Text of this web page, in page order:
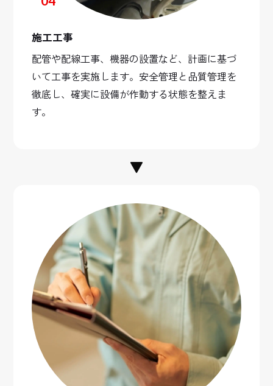
施工工事
配管や配線工事、機器の設置など、計画に基づ
いて工事を実施します。安全管理と品質管理を
徹底し、確実に設備が作動する状態を整えま
す。